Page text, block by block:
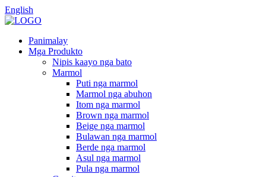
English
Panimalay
Mga Produkto
Nipis kaayo nga bato
Marmol
Puti nga marmol
Marmol nga abuhon
Itom nga marmol
Brown nga marmol
Beige nga marmol
Bulawan nga marmol
Berde nga marmol
Asul nga marmol
Pula nga marmol